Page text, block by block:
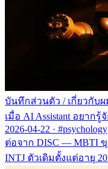
บันทึกส่วนตัว / เกี่ยวกับผ
เมื่อ AI Assistant อยาก
2026-04-22 · #psychology
ต่อจาก DISC — MBTI
INTJ ตัวเดิมตั้งแต่อายุ